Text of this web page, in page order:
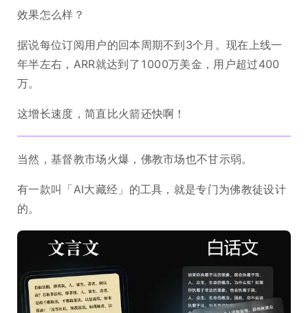
效果怎么样？
据说每位订阅用户的回本周期不到3个月。现在上线一
年半左右，ARR就达到了1000万美金，用户超过400
万。
这增长速度，简直比火箭还快啊！
当然，基督教市场火爆，佛教市场也不甘示弱。
有一款叫「AI大藏经」的工具，就是专门为佛教徒设计
的。